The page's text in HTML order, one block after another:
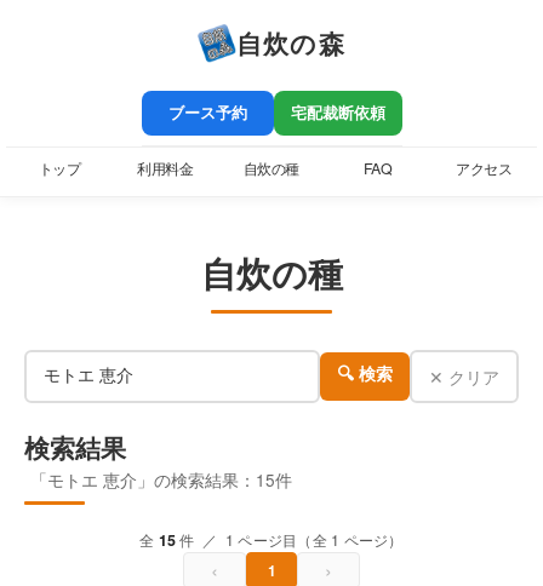
自炊の森
ブース予約 宅配裁断依頼
トップ 利用料金 自炊の種 FAQ アクセス
自炊の種
🔍 検索 ✕ クリア
検索結果
「モトエ 恵介」の検索結果：15件
全 15件 ／ 1 ページ目（全 1 ページ）
‹ 1 ›